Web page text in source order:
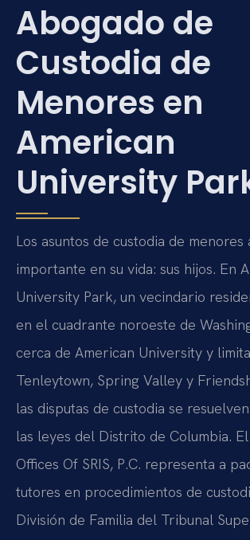
Abogado de
Custodia de
Menores en
American
University
Los asuntos de custodia de menores
importante en su vida: sus hijos. En
University Park, un vecindario
en el cuadrante noroeste de
cerca de American University y
Tenleytown, Spring Valley y
las disputas de custodia se
las leyes del Distrito de Columbia.
Offices Of SRIS, P.C. representa a
tutores en procedimientos de
División de Familia del Tribunal